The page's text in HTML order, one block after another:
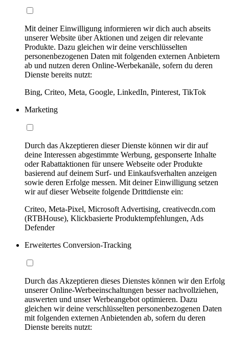
Mit deiner Einwilligung informieren wir dich auch abseits
unserer Website über Aktionen und zeigen dir relevante
Produkte. Dazu gleichen wir deine verschlüsselten
personenbezogenen Daten mit folgenden externen Anbietern
ab und nutzen deren Online-Werbekanäle, sofern du deren
Dienste bereits nutzt:
Bing, Criteo, Meta, Google, LinkedIn, Pinterest, TikTok
Marketing
Durch das Akzeptieren dieser Dienste können wir dir auf
deine Interessen abgestimmte Werbung, gesponserte Inhalte
oder Rabattaktionen für unsere Webseite oder Produkte
basierend auf deinem Surf- und Einkaufsverhalten anzeigen
sowie deren Erfolge messen. Mit deiner Einwilligung setzen
wir auf dieser Webseite folgende Drittdienste ein:
Criteo, Meta-Pixel, Microsoft Advertising, creativecdn.com
(RTBHouse), Klickbasierte Produktempfehlungen, Ads
Defender
Erweitertes Conversion-Tracking
Durch das Akzeptieren dieses Dienstes können wir den Erfolg
unserer Online-Werbeeinschaltungen besser nachvollziehen,
auswerten und unser Werbeangebot optimieren. Dazu
gleichen wir deine verschlüsselten personenbezogenen Daten
mit folgenden externen Anbietenden ab, sofern du deren
Dienste bereits nutzt: